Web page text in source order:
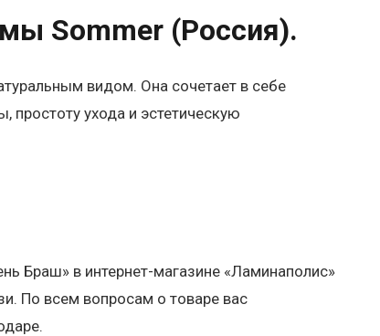
Sommer (Россия).
видом. Она сочетает в себе
простоту ухода и эстетическую
Браш» в интернет-магазине «Ламинаполис»
По всем вопросам о товаре вас